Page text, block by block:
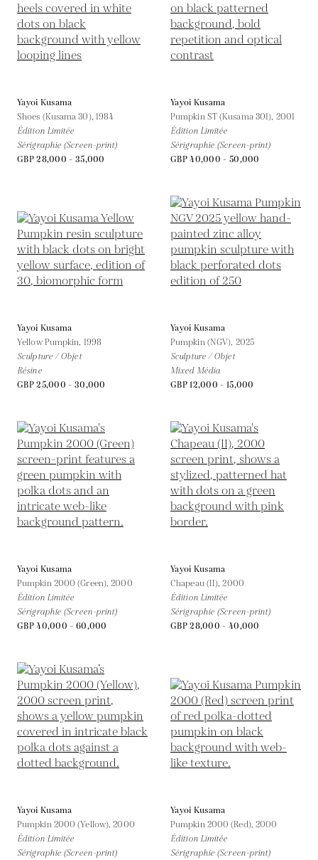
Yayoi Kusama
Shoes (Kusama 30), 1984
Édition Limitée
Sérigraphie (Screen-print)
GBP 28,000 - 35,000
Yayoi Kusama
Pumpkin ST (Kusama 301), 2001
Édition Limitée
Sérigraphie (Screen-print)
GBP 40,000 - 50,000
Yayoi Kusama
Yellow Pumpkin, 1998
Sculpture / Objet
Résine
GBP 25,000 - 30,000
Yayoi Kusama
Pumpkin (NGV), 2025
Sculpture / Objet
Mixed Média
GBP 12,000 - 15,000
Yayoi Kusama
Pumpkin 2000 (Green),2000
Édition Limitée
Sérigraphie (Screen-print)
GBP 40,000 - 60,000
Yayoi Kusama
Chapeau (II),2000
Édition Limitée
Sérigraphie (Screen-print)
GBP 28,000 - 40,000
Yayoi Kusama
Pumpkin 2000 (Yellow),2000
Édition Limitée
Sérigraphie (Screen-print)
Yayoi Kusama
Pumpkin 2000 (Red), 2000
Édition Limitée
Sérigraphie (Screen-print)